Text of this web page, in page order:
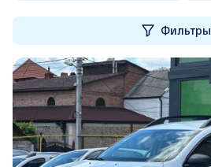
Фильтры